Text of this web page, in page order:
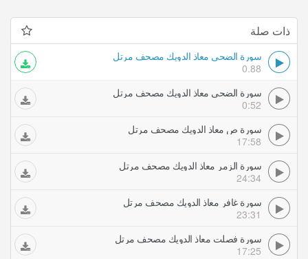
ذات صلة
سورة الضحى معاذ الدويك مصحف مرتل
0.88
سورة الضحى معاذ الدويك مصحف مرتل
0:52
سورة ص معاذ الدويك مصحف مرتل
17:58
سورة الزمر معاذ الدويك مصحف مرتل
24:34
سورة غافر معاذ الدويك مصحف مرتل
23:31
سورة فصلت معاذ الدويك مصحف مرتل
17:25